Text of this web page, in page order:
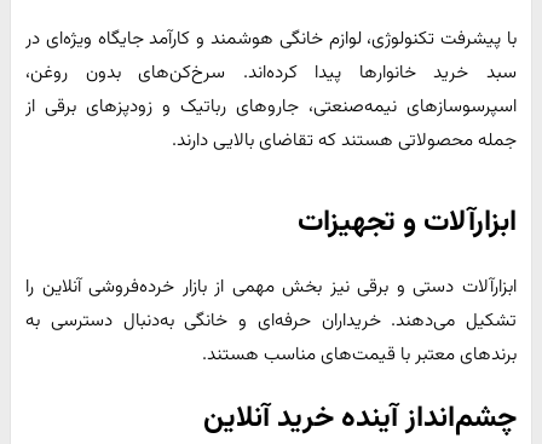
با پیشرفت تکنولوژی، لوازم خانگی هوشمند و کارآمد جایگاه ویژه‌ای در
سبد خرید خانوارها پیدا کرده‌اند. سرخ‌کن‌های بدون روغن،
اسپرسوسازهای نیمه‌صنعتی، جاروهای رباتیک و زودپزهای برقی از
جمله محصولاتی هستند که تقاضای بالایی دارند.
ابزارآلات و تجهیزات
ابزارآلات دستی و برقی نیز بخش مهمی از بازار خرده‌فروشی آنلاین را
تشکیل می‌دهند. خریداران حرفه‌ای و خانگی به‌دنبال دسترسی به
برندهای معتبر با قیمت‌های مناسب هستند.
چشم‌انداز آینده خرید آنلاین